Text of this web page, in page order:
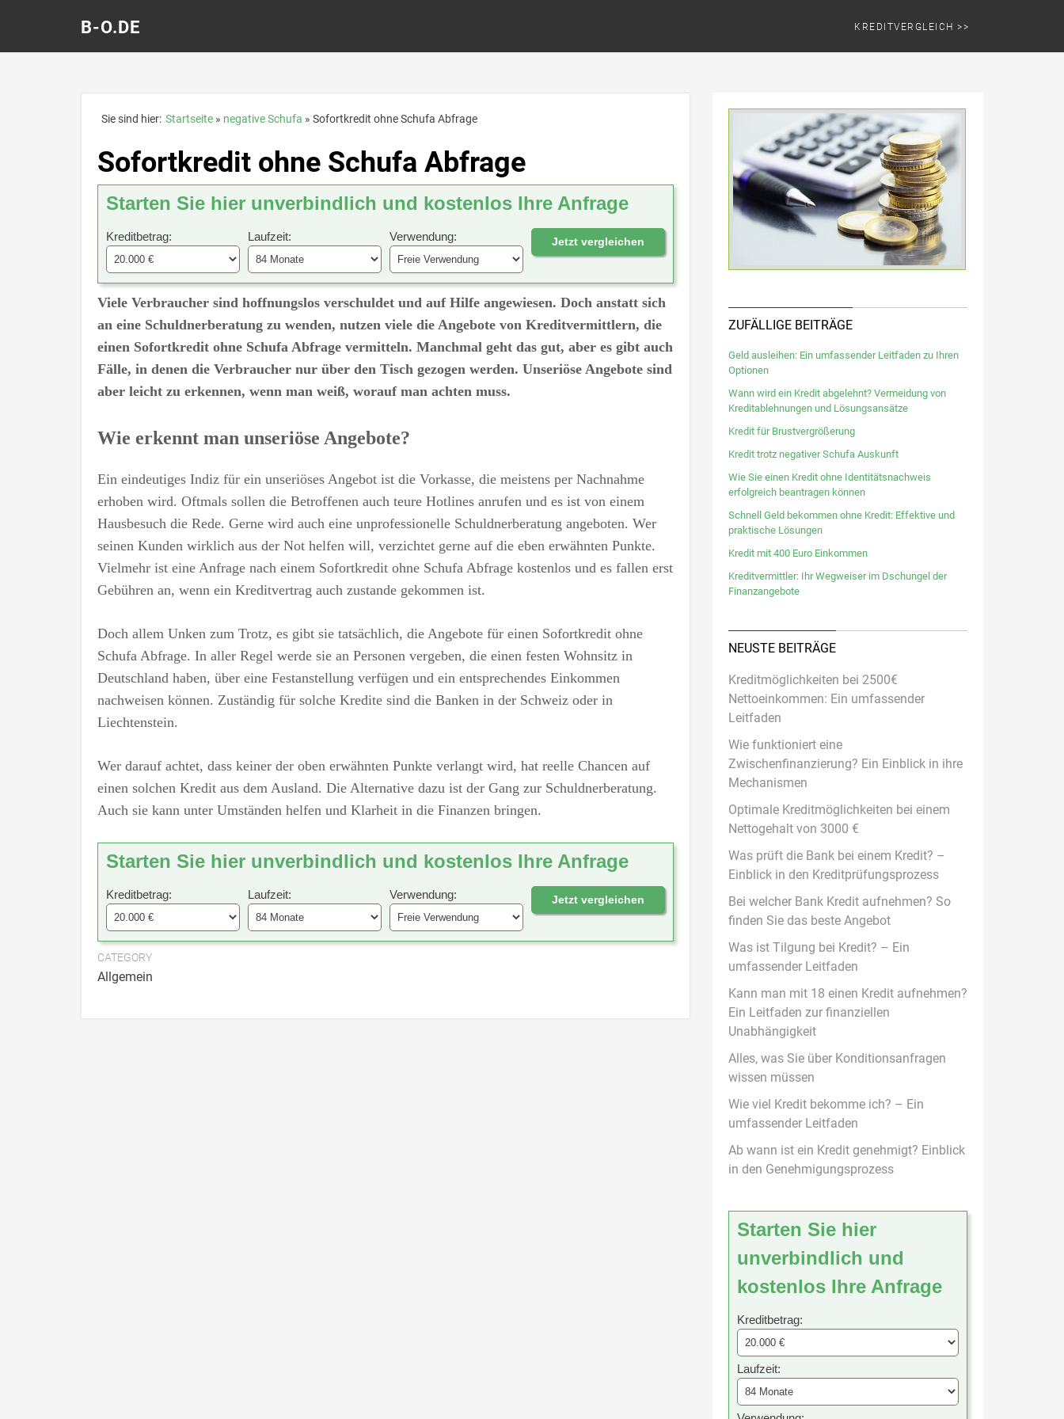
B-O.DE KREDITVERGLEICH >>
Sie sind hier: Startseite negative Schufa Sofortkredit ohne Schufa Abfrage
Sofortkredit ohne Schufa Abfrage
Starten Sie hier unverbindlich und kostenlos Ihre Anfrage
Kreditbetrag: Laufzeit: Verwendung: Jetzt vergleichen
Viele Verbraucher sind hoffnungslos verschuldet und auf Hilfe angewiesen. Doch anstatt sich
an eine Schuldnerberatung zu wenden, nutzen viele die Angebote von Kreditvermittlern, die
einen Sofortkredit ohne Schufa Abfrage vermitteln. Manchmal geht das gut, aber es gibt auch
Fälle, in denen die Verbraucher nur über den Tisch gezogen werden. Unseriöse Angebote sind
aber leicht zu erkennen, wenn man weiß, worauf man achten muss.
Wie erkennt man unseriöse Angebote?
Ein eindeutiges Indiz für ein unseriöses Angebot ist die Vorkasse, die meistens per Nachnahme
erhoben wird. Oftmals sollen die Betroffenen auch teure Hotlines anrufen und es ist von einem
Hausbesuch die Rede. Gerne wird auch eine unprofessionelle Schuldnerberatung angeboten. Wer
seinen Kunden wirklich aus der Not helfen will, verzichtet gerne auf die eben erwähnten Punkte.
Vielmehr ist eine Anfrage nach einem Sofortkredit ohne Schufa Abfrage kostenlos und es fallen erst
Gebühren an, wenn ein Kreditvertrag auch zustande gekommen ist.
Doch allem Unken zum Trotz, es gibt sie tatsächlich, die Angebote für einen Sofortkredit ohne
Schufa Abfrage. In aller Regel werde sie an Personen vergeben, die einen festen Wohnsitz in
Deutschland haben, über eine Festanstellung verfügen und ein entsprechendes Einkommen
nachweisen können. Zuständig für solche Kredite sind die Banken in der Schweiz oder in
Liechtenstein.
Wer darauf achtet, dass keiner der oben erwähnten Punkte verlangt wird, hat reelle Chancen auf
einen solchen Kredit aus dem Ausland. Die Alternative dazu ist der Gang zur Schuldnerberatung.
Auch sie kann unter Umständen helfen und Klarheit in die Finanzen bringen.
Starten Sie hier unverbindlich und kostenlos Ihre Anfrage
Kreditbetrag: Laufzeit: Verwendung: Jetzt vergleichen
CATEGORY
Allgemein
ZUFÄLLIGE BEITRÄGE
Geld ausleihen: Ein umfassender Leitfaden zu Ihren
Optionen
Wann wird ein Kredit abgelehnt? Vermeidung von
Kreditablehnungen und Lösungsansätze
Kredit für Brustvergrößerung
Kredit trotz negativer Schufa Auskunft
Wie Sie einen Kredit ohne Identitätsnachweis
erfolgreich beantragen können
Schnell Geld bekommen ohne Kredit: Effektive und
praktische Lösungen
Kredit mit 400 Euro Einkommen
Kreditvermittler: Ihr Wegweiser im Dschungel der
Finanzangebote
NEUSTE BEITRÄGE
Kreditmöglichkeiten bei 2500€
Nettoeinkommen: Ein umfassender
Leitfaden
Wie funktioniert eine
Zwischenfinanzierung? Ein Einblick in ihre
Mechanismen
Optimale Kreditmöglichkeiten bei einem
Nettogehalt von 3000 €
Was prüft die Bank bei einem Kredit? –
Einblick in den Kreditprüfungsprozess
Bei welcher Bank Kredit aufnehmen? So
finden Sie das beste Angebot
Was ist Tilgung bei Kredit? – Ein
umfassender Leitfaden
Kann man mit 18 einen Kredit aufnehmen?
Ein Leitfaden zur finanziellen
Unabhängigkeit
Alles, was Sie über Konditionsanfragen
wissen müssen
Wie viel Kredit bekomme ich? – Ein
umfassender Leitfaden
Ab wann ist ein Kredit genehmigt? Einblick
in den Genehmigungsprozess
Starten Sie hier
unverbindlich und
kostenlos Ihre Anfrage
Kreditbetrag:
Laufzeit: